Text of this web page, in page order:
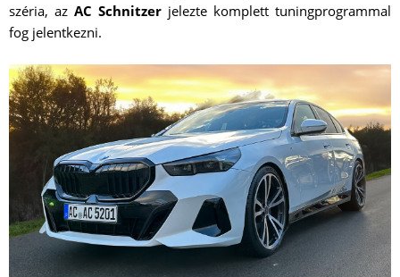
széria, az AC Schnitzer jelezte komplett tuningprogrammal
fog jelentkezni.